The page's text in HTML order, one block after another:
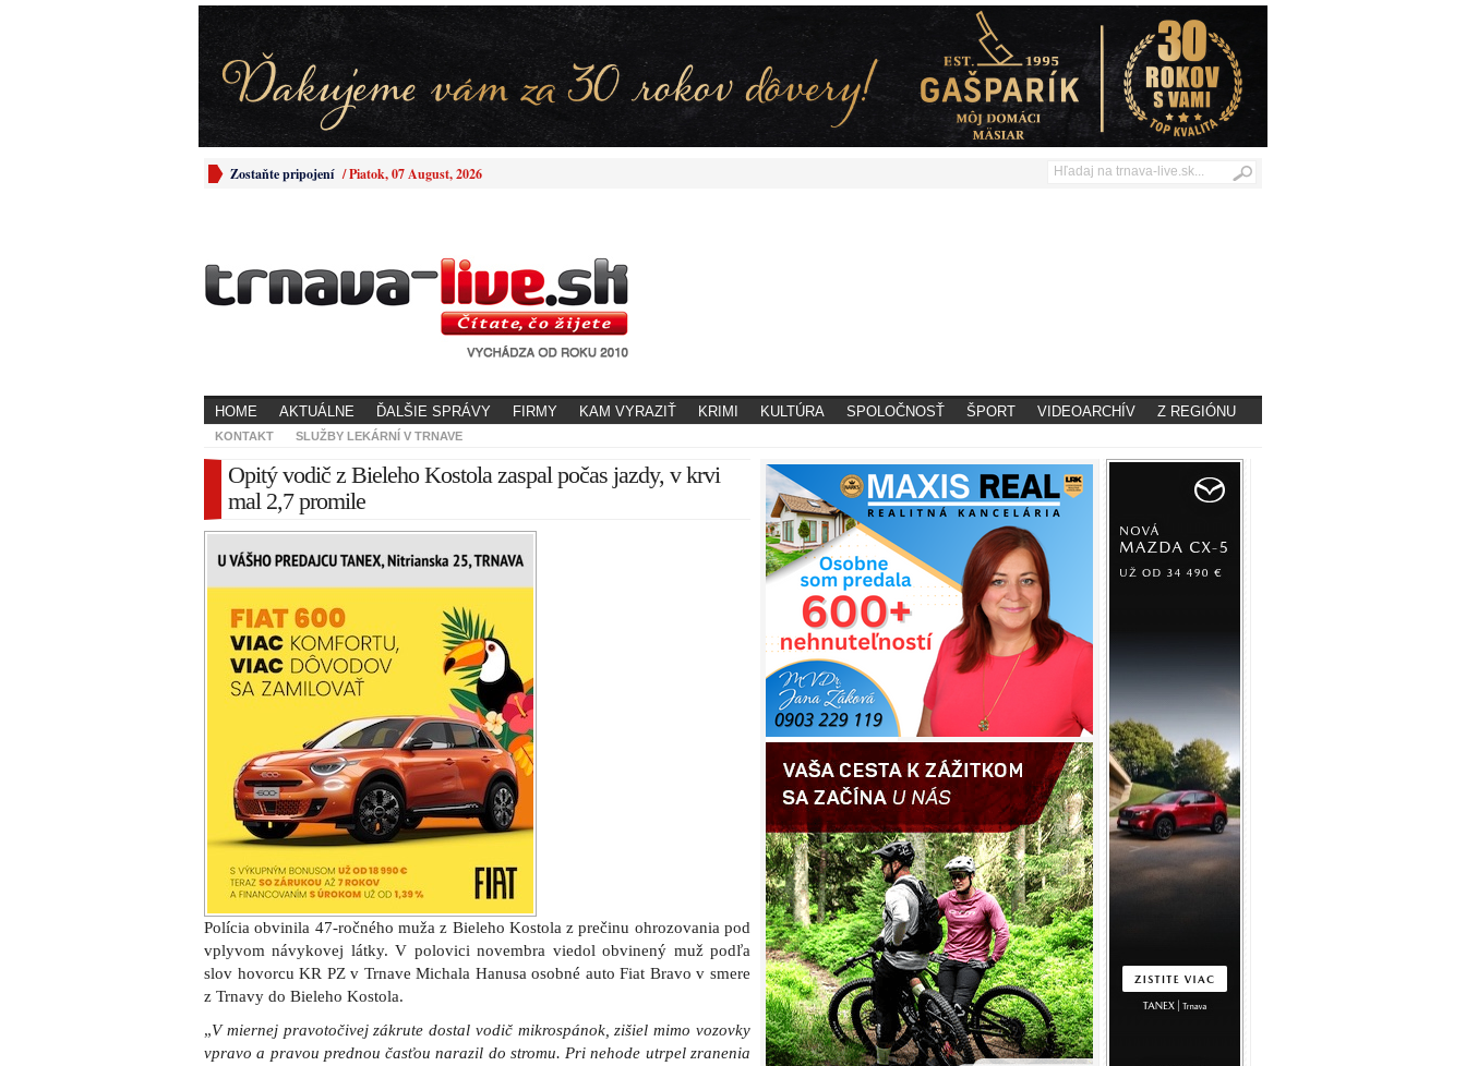
Zostaňte pripojení /Piatok, 07 August, 2026
HOME AKTUÁLNE ĎALŠIE SPRÁVY FIRMY KAM VYRAZIŤ KRIMI KULTÚRA SPOLOČNOSŤ ŠPORT VIDEOARCHÍV Z REGIÓNU
KONTAKT SLUŽBY LEKÁRNÍ V TRNAVE
Opitý vodič z Bieleho Kostola zaspal počas jazdy, v krvi
mal 2,7 promile
Polícia obvinila 47-ročného muža z Bieleho Kostola z prečinu ohrozovania pod
vplyvom návykovej látky. V polovici novembra viedol obvinený muž podľa
slov hovorcu KR PZ v Trnave Michala Hanusa osobné auto Fiat Bravo v smere
z Trnavy do Bieleho Kostola.
„V miernej pravotočivej zákrute dostal vodič mikrospánok, zišiel mimo vozovky
vpravo a pravou prednou časťou narazil do stromu. Pri nehode utrpel zranenia